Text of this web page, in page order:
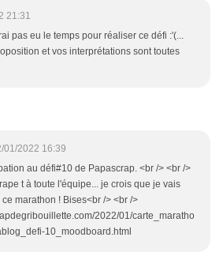
21:31
pas eu le temps pour réaliser ce défi :'(...
et vos interprétations sont toutes
01/2022 16:39
au défi#10 de Papascrap. <br /> <br />
t à toute l'équipe... je crois que je vais
marathon ! Bises<br /> <br />
2022/01/carte_maratho
10_moodboard.html